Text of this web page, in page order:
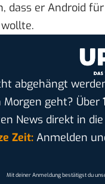
dass er Android für
wollte.
abgehängt
geht? Über
News direkt in
Zeit:Anmelden
Mit deiner Anmeldung bestätigst du